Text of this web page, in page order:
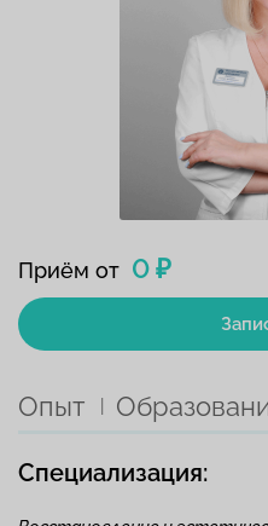
Приём от 0 ₽
Опыт
Специализация: